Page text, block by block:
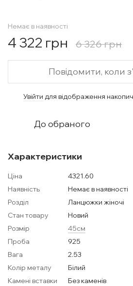
Немає в наявності
4 322 грн 6 326 грн
Повідомити, коли
Увійти для відображення
До обраного
Характеристики
Ціна
4321.60
Наявність
Немає в наявності
Розділ
Ланцюжки жіночі
Стан товару
Новий
Розмір
45см
Проба
925
Вага
2.53
Колір металу
Білий
Камені вставки
Без каменів